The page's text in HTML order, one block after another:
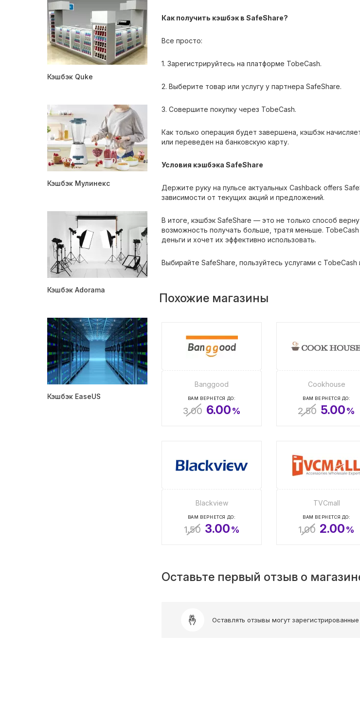
Кэшбэк Quke
Кэшбэк Мулинекс
Кэшбэк Adorama
Кэшбэк EaseUS
Как получить кэшбэк в SafeShare?
Все просто:
1. Зарегистрируйтесь на платформе TobeCash.
2. Выберите товар или услугу у партнера SafeShare.
3. Совершите покупку через TobeCash.
Как только операция будет завершена, кэшбэк
или переведен на банковскую карту.
Условия кэшбэка SafeShare
Держите руку на пульсе актуальных Cashback offers
зависимости от текущих акций и предложений.
В итоге, кэшбэк SafeShare — это не только способ
возможность получать больше, тратя меньше.
деньги и хочет их эффективно использовать.
Выбирайте SafeShare, пользуйтесь услугами с
Похожие магазины
Banggood
ВАМ ВЕРНЕТСЯ ДО:
3.00 6.00%
Cookhouse
ВАМ ВЕРНЕТСЯ ДО:
2.50 5.00%
Blackview
ВАМ ВЕРНЕТСЯ ДО:
1.50 3.00%
TVCmall
ВАМ ВЕРНЕТСЯ ДО:
1.00 2.00%
Оставьте первый отзыв о
Оставлять отзывы могут